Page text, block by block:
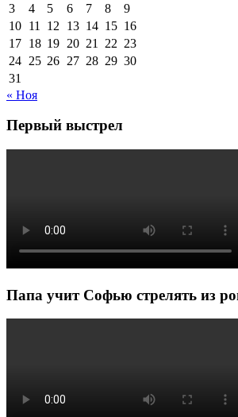
3
4 5 6 7 8
9
10 11 12 13 14 15 16
17 18 19 20 21 22 23
24 25 26 27 28 29 30
31
« Ноя
Первый выстрел
Папа учит Софью стрелять из